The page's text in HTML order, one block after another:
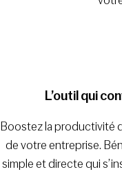
L’outil qui
Boostez la productivité
de votre entreprise.
simple et directe qui